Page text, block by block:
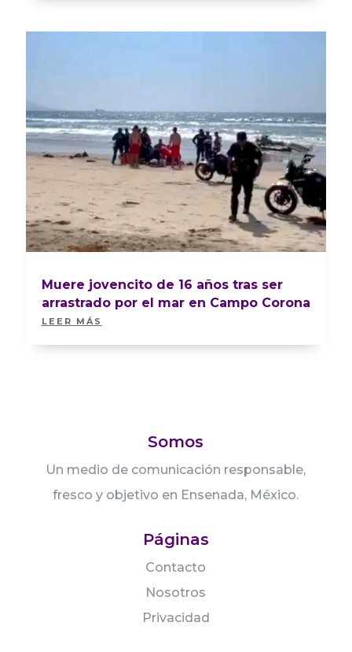
Muere jovencito de 16 años tras ser
arrastrado por el mar en Campo Corona
LEER MÁS
Somos
Un medio de comunicación responsable,
fresco y objetivo en Ensenada, México.
Páginas
Contacto
Nosotros
Privacidad